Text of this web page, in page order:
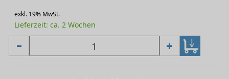
exkl. 19% MwSt.
Lieferzeit: ca. 2 Wochen